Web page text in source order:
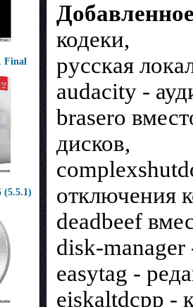
Final
(5.5.1)
кодеки,
русская
audacity -
brasero
дисков,
отключения
deadbeef
disk-manager
easytag -
eiskaltdcpp -